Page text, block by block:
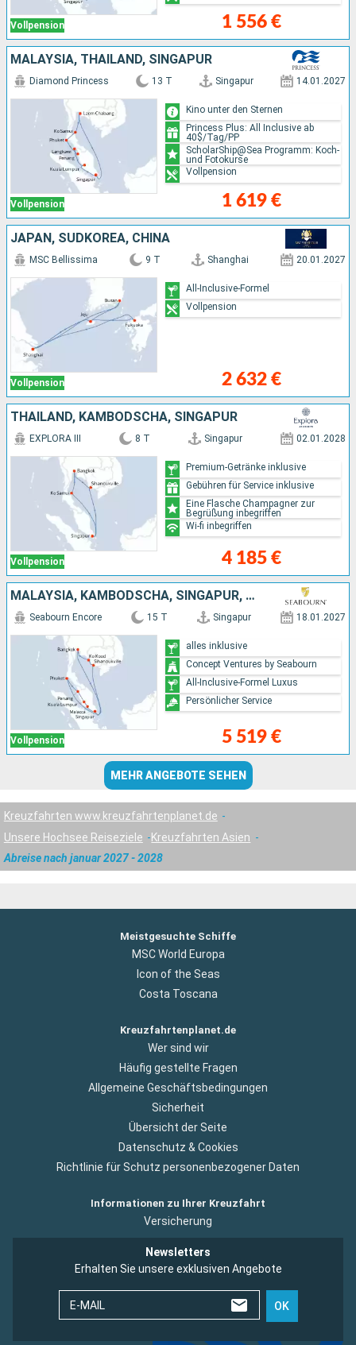
Vollpension 1 556 €
MALAYSIA, THAILAND, SINGAPUR
Vollpension
Diamond Princess 13 T Singapur 14.01.2027
1 619 €
Kino unter den Sternen
Princess Plus: All Inclusive ab
40$/Tag/PP
ScholarShip@Sea Programm: Koch-
und Fotokurse
Vollpension
JAPAN, SÜDKOREA, CHINA
Vollpension
MSC Bellissima 9 T Shanghai 20.01.2027
2 632 €
All-Inclusive-Formel
Vollpension
THAILAND, KAMBODSCHA, SINGAPUR
Vollpension
EXPLORA III 8 T Singapur 02.01.2028
4 185 €
Premium-Getränke inklusive
Gebühren für Service inklusive
Eine Flasche Champagner zur
Begrüßung inbegriffen
Wi-fi inbegriffen
MALAYSIA, KAMBODSCHA, SINGAPUR, THAILAND
Vollpension
Seabourn Encore 15 T Singapur 18.01.2027
5 519 €
alles inklusive
Concept Ventures by Seabourn
All-Inclusive-Formel Luxus
Persönlicher Service
MEHR ANGEBOTE SEHEN
Kreuzfahrten www.kreuzfahrtenplanet.de
Unsere Hochsee Reiseziele
Kreuzfahrten Asien
Abreise nach januar 2027 - 2028
Meistgesuchte Schiffe
MSC World Europa
Icon of the Seas
Costa Toscana
Kreuzfahrtenplanet.de
Wer sind wir
Häufig gestellte Fragen
Allgemeine Geschäftsbedingungen
Sicherheit
Übersicht der Seite
Datenschutz & Cookies
Richtlinie für Schutz personenbezogener Daten
Informationen zu Ihrer Kreuzfahrt
Versicherung
Newsletters
Erhalten Sie unsere exklusiven Angebote
E-MAIL OK